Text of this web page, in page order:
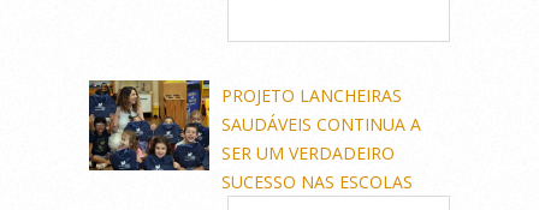
PROJETO LANCHEIRAS
SAUDÁVEIS CONTINUA A
SER UM VERDADEIRO
SUCESSO NAS ESCOLAS